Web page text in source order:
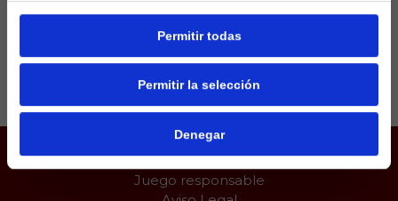
Permitir todas
Permitir la selección
Denegar
Compartir:
Juego responsable